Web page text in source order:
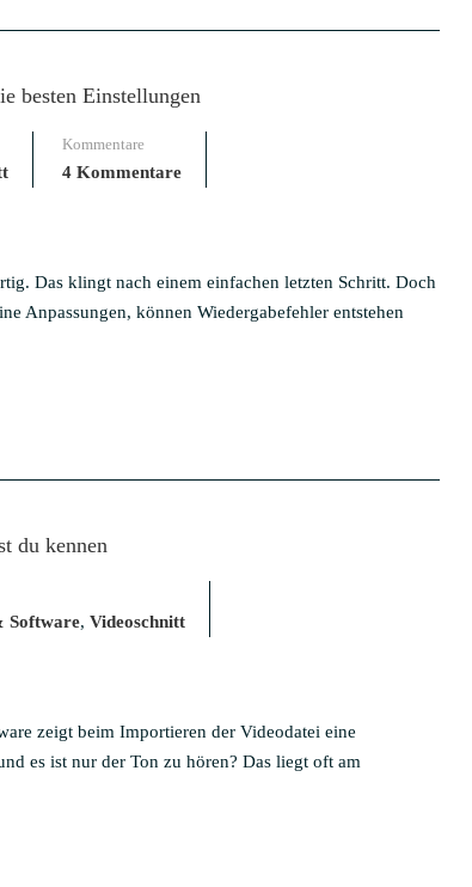
besten Einstellungen
Kommentare
4 Kommentare
Das klingt nach einem einfachen letzten Schritt. Doch
Anpassungen, können Wiedergabefehler entstehen
du kennen
Software, Videoschnitt
zeigt beim Importieren der Videodatei eine
es ist nur der Ton zu hören? Das liegt oft am